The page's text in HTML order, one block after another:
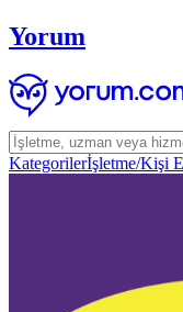
Yorum
Kategorilerİşletme/Kişi